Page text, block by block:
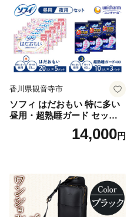
香川県観音寺市
ソフィ はだおもい 特に多い
昼用・超熟睡ガード セット
羽付き ナプキン 生理用品 サ
ニタリー ユニ・チャーム
14,000円